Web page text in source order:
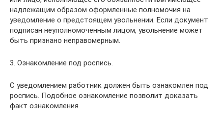
надлежащим образом оформленные полномочия на
уведомление о предстоящем увольнении. Если документ
подписан неуполномоченным лицом, увольнение может
быть признано неправомерным.
3. Ознакомление под роспись.
С уведомлением работник должен быть ознакомлен под
роспись. Подобное ознакомление позволит доказать
факт ознакомления.